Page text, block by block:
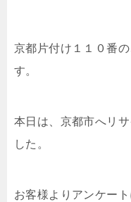
京都片付け１１０番
す。
本日は、京都市へリ
した。
お客様よりアンケー